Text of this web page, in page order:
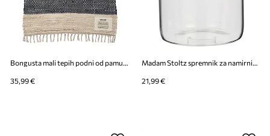
35,99 € 21,99 €